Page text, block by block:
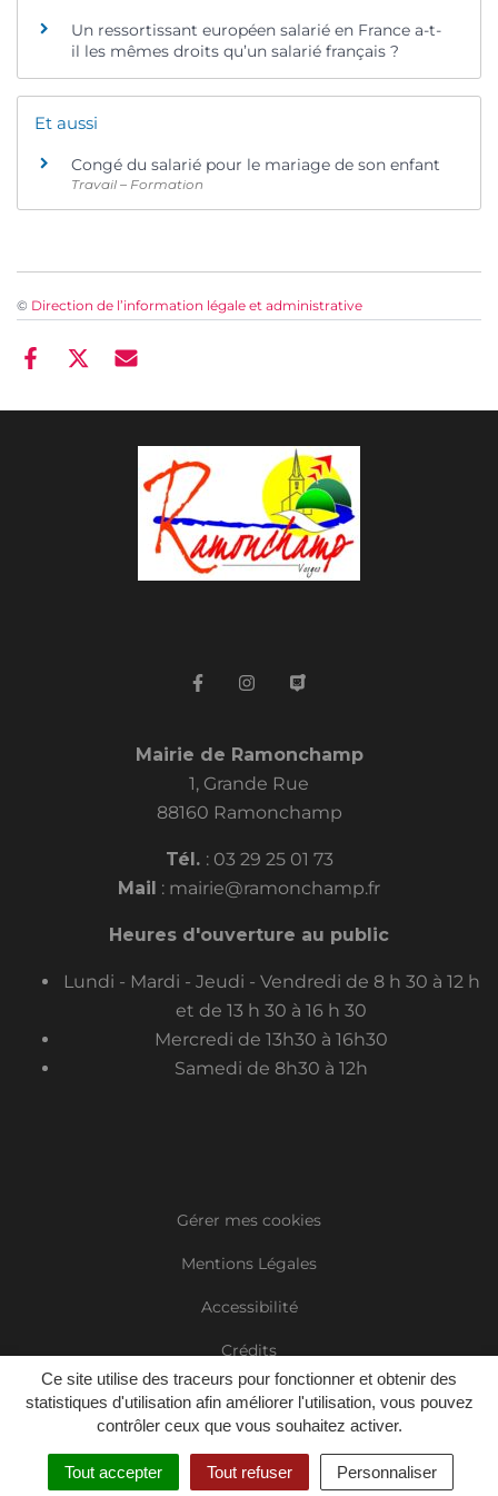
Ce site utilise des traceurs pour fonctionner et obtenir des
statistiques d'utilisation afin améliorer l'utilisation, vous pouvez
contrôler ceux que vous souhaitez activer.
Tout accepter Tout refuser Personnaliser
Un ressortissant européen salarié en France a-t-
il les mêmes droits qu’un salarié français ?
Et aussi
Congé du salarié pour le mariage de son enfant
Travail – Formation
© Direction de l’information légale et administrative
Mairie de Ramonchamp
1, Grande Rue
88160 Ramonchamp
Tél. : 03 29 25 01 73
Mail : mairie@ramonchamp.fr
Heures d'ouverture au public
Lundi - Mardi - Jeudi - Vendredi de 8 h 30 à 12 h
et de 13 h 30 à 16 h 30
Mercredi de 13h30 à 16h30
Samedi de 8h30 à 12h
Gérer mes cookies
Mentions Légales
Accessibilité
Crédits
Plan du site
Politique de confidentialité